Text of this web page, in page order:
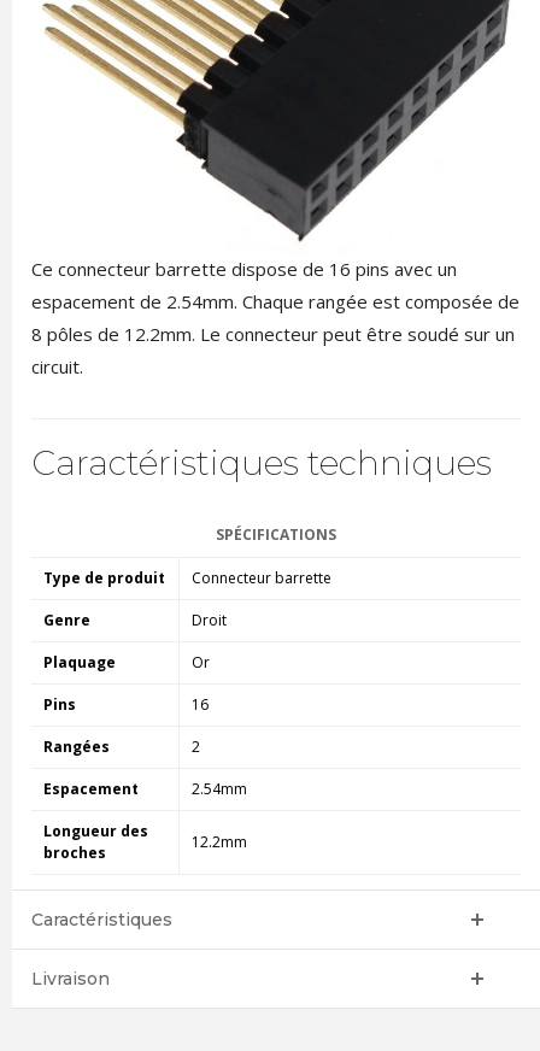
Ce connecteur barrette dispose de 16 pins avec un
espacement de 2.54mm. Chaque rangée est composée de
8 pôles de 12.2mm. Le connecteur peut être soudé sur un
circuit.
Caractéristiques techniques
SPÉCIFICATIONS
Type de produit Connecteur barrette
Genre Droit
Plaquage Or
Pins 16
Rangées 2
Espacement 2.54mm
Longueur des
broches
12.2mm
Caractéristiques
Livraison